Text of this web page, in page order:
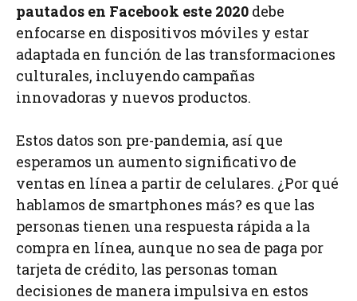
pautados en Facebook este 2020 debe
enfocarse en dispositivos móviles y estar
adaptada en función de las transformaciones
culturales, incluyendo campañas
innovadoras y nuevos productos.
Estos datos son pre-pandemia, así que
esperamos un aumento significativo de
ventas en línea a partir de celulares. ¿Por qué
hablamos de smartphones más? es que las
personas tienen una respuesta rápida a la
compra en línea, aunque no sea de paga por
tarjeta de crédito, las personas toman
decisiones de manera impulsiva en estos